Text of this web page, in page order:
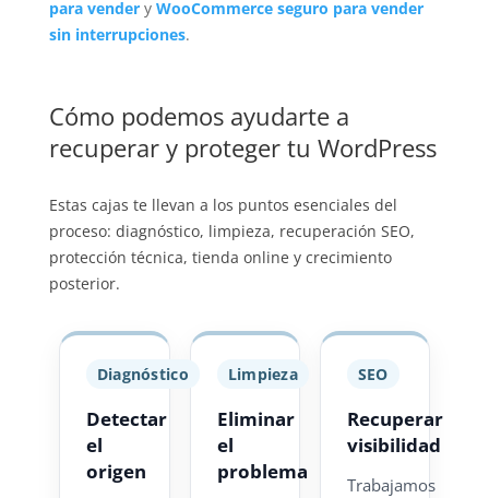
para vendery WooCommerce seguro para vender
sin interrupciones.
Cómo podemos ayudarte a
recuperar y proteger tu WordPress
Estas cajas te llevan a los puntos esenciales del
proceso: diagnóstico, limpieza, recuperación SEO,
protección técnica, tienda online y crecimiento
posterior.
Diagnóstico
Detectar
el
origen
Limpieza
Eliminar
el
problema
SEO
Recuperar
visibilidad
Trabajamos